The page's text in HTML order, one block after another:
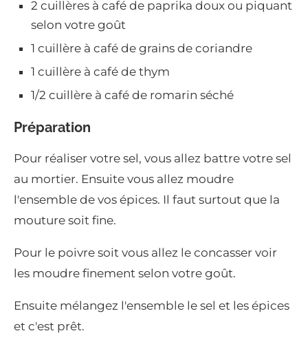
2 cuillères à café de paprika doux ou piquant
selon votre goût
1 cuillère à café de grains de coriandre
1 cuillère à café de thym
1/2 cuillère à café de romarin séché
Préparation
Pour réaliser votre sel, vous allez battre votre sel
au mortier. Ensuite vous allez moudre
l'ensemble de vos épices. Il faut surtout que la
mouture soit fine.
Pour le poivre soit vous allez le concasser voir
les moudre finement selon votre goût.
Ensuite mélangez l'ensemble le sel et les épices
et c'est prêt.